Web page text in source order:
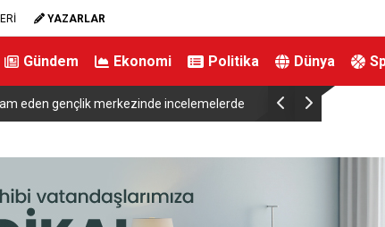
YAZARLAR
Gündem Ekonomi Politika Dünya
eden gençlik merkezinde incelemelerde Cumhurbaşkanı